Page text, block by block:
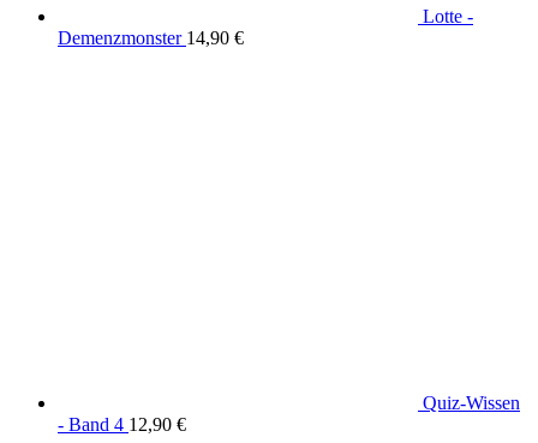
Lotte -
Demenzmonster 14,90 €
Quiz-Wissen
- Band 4 12,90 €